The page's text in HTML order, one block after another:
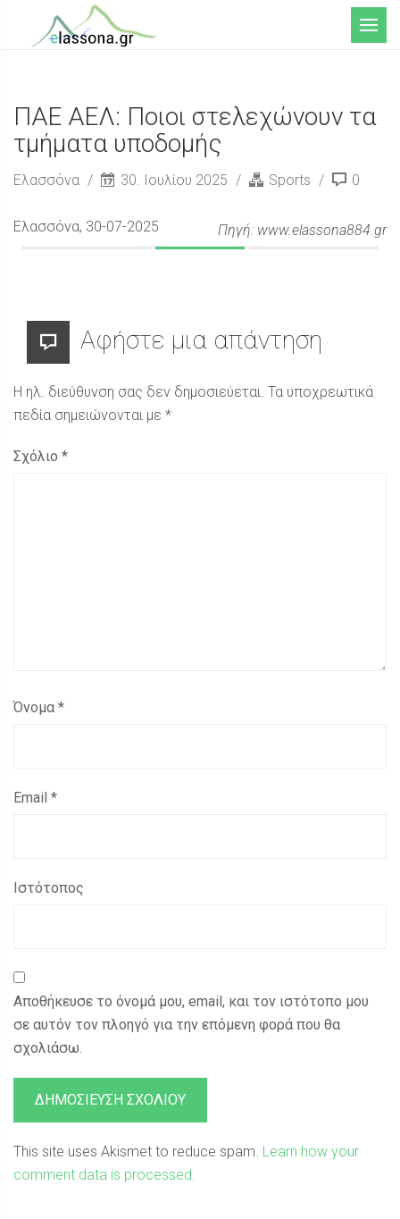
Μενού
ΠΑΕ ΑΕΛ: Ποιοι στελεχώνουν τα
τμήματα υποδομής
Ελασσόνα 30. Ιουλίου 2025 Sports 0
Πηγή: www.elassona884.gr
Ελασσόνα, 30-07-2025
Αφήστε μια απάντηση
Η ηλ. διεύθυνση σας δεν δημοσιεύεται. Τα υποχρεωτικά
πεδία σημειώνονται με *
Σχόλιο *
Όνομα *
Email *
Ιστότοπος
Αποθήκευσε το όνομά μου, email, και τον ιστότοπο μου
σε αυτόν τον πλοηγό για την επόμενη φορά που θα
σχολιάσω.
This site uses Akismet to reduce spam. Learn how your
comment data is processed.